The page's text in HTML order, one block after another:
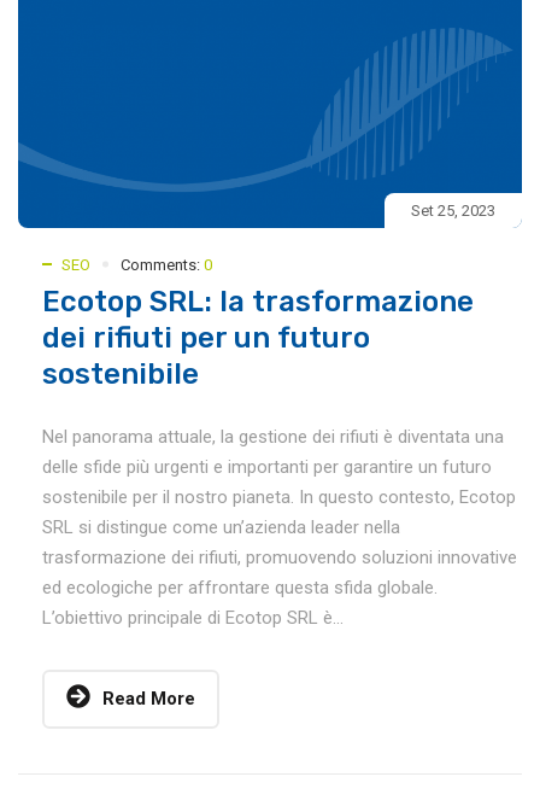
Set 25, 2023
SEO Comments: 0
Ecotop SRL: la trasformazione
dei rifiuti per un futuro
sostenibile
Nel panorama attuale, la gestione dei rifiuti è diventata una
delle sfide più urgenti e importanti per garantire un futuro
sostenibile per il nostro pianeta. In questo contesto, Ecotop
SRL si distingue come un’azienda leader nella
trasformazione dei rifiuti, promuovendo soluzioni innovative
ed ecologiche per affrontare questa sfida globale.
L’obiettivo principale di Ecotop SRL è...
Read More